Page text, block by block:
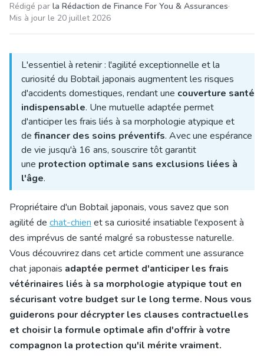
Rédigé par la Rédaction de Finance For You & Assurances·
Mis à jour le 20 juillet 2026
L'essentiel à retenir : l'agilité exceptionnelle et la
curiosité du Bobtail japonais augmentent les risques
d'accidents domestiques, rendant une couverture santé
indispensable. Une mutuelle adaptée permet
d'anticiper les frais liés à sa morphologie atypique et
de financer des soins préventifs. Avec une espérance
de vie jusqu'à 16 ans, souscrire tôt garantit
une protection optimale sans exclusions liées à
l'âge.
Propriétaire d'un Bobtail japonais, vous savez que son
agilité de chat-chien et sa curiosité insatiable l'exposent à
des imprévus de santé malgré sa robustesse naturelle.
Vous découvrirez dans cet article comment une assurance
chat japonais adaptée permet d'anticiper les frais
vétérinaires liés à sa morphologie atypique tout en
sécurisant votre budget sur le long terme. Nous vous
guiderons pour décrypter les clauses contractuelles
et choisir la formule optimale afin d'offrir à votre
compagnon la protection qu'il mérite vraiment.